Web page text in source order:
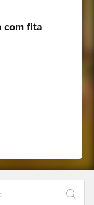
com fita
resultado